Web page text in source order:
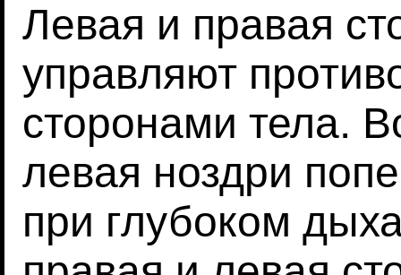
Левая и правая
управляют
сторонами тела.
левая ноздри
при глубоком